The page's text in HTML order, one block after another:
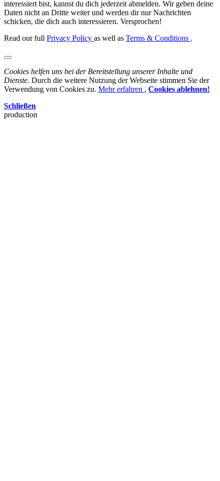
interessiert bist, kannst du dich jederzeit abmelden. Wir geben deine
Daten nicht an Dritte weiter und werden dir nur Nachrichten
schicken, die dich auch interessieren. Versprochen!
Read our full Privacy Policy as well as Terms & Conditions .
Cookies helfen uns bei der Bereitstellung unserer Inhalte und
Dienste. Durch die weitere Nutzung der Webseite stimmen Sie der
Verwendung von Cookies zu. Mehr erfahren , Cookies ablehnen!
Schließen
production